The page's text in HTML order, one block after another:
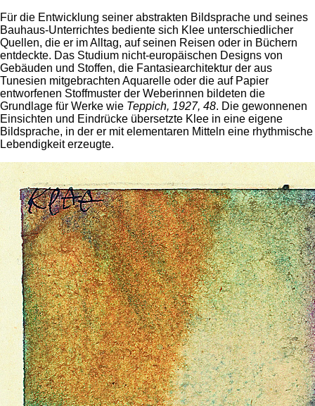
Für die Entwicklung seiner abstrakten Bildsprache und seines
Bauhaus-Unterrichtes bediente sich Klee unterschiedlicher
Quellen, die er im Alltag, auf seinen Reisen oder in Büchern
entdeckte. Das Studium nicht-europäischen Designs von
Gebäuden und Stoffen, die Fantasiearchitektur der aus
Tunesien mitgebrachten Aquarelle oder die auf Papier
entworfenen Stoffmuster der Weberinnen bildeten die
Grundlage für Werke wie Teppich, 1927, 48. Die gewonnenen
Einsichten und Eindrücke übersetzte Klee in eine eigene
Bildsprache, in der er mit elementaren Mitteln eine rhythmische
Lebendigkeit erzeugte.